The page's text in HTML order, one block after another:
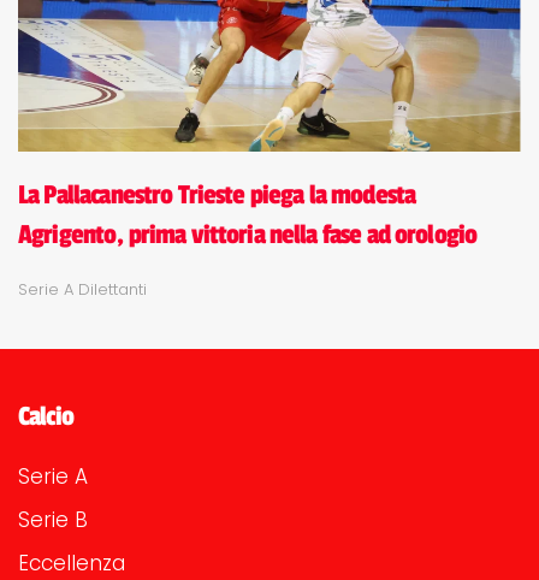
La Pallacanestro Trieste piega la modesta
Agrigento, prima vittoria nella fase ad orologio
Serie A Dilettanti
Calcio
Serie A
Serie B
Eccellenza